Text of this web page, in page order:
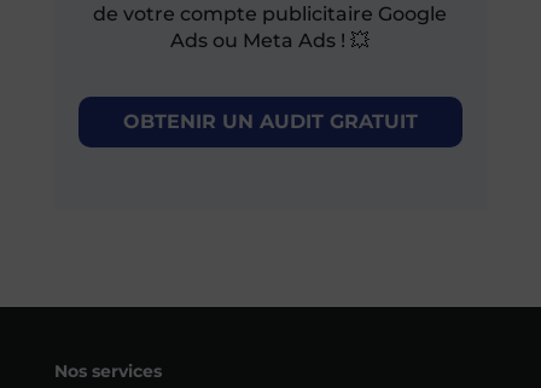
de votre compte publicitaire Google
Ads ou Meta Ads ! 💥
OBTENIR UN AUDIT GRATUIT
Nos services